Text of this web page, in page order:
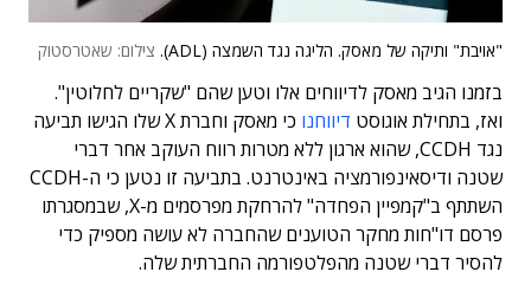
"אויבת" ותיקה של מאסק. הליגה נגד השמצה (ADL). צילום: שאטרסטוק
בזמנו הגיב מאסק לדיווחים אלו וטען שהם "שקריים לחלוטין".
ואז, בתחילת אוגוסט דיווחנו
כי מאסק וחברת X שלו הגישו תביעה
נגד CCDH, שהוא ארגון ללא מטרות רווח העוקב אחר דברי
שטנה ודיסאינפורמציה באינטרנט. בתביעה זו נטען כי ה-CCDH
השתתף ב"קמפיין הפחדה" להרחקת מפרסמים מ-X, שבמסגרתו
פרסם דו"חות מחקר הטוענים שהחברה לא עושה מספיק כדי
להסיר דברי שטנה מהפלטפורמה החברתית שלה.